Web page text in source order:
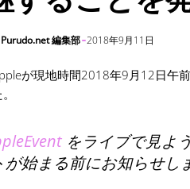
Purudo.net 編集部 2018年9月11日
が現地時間2018年9月12日午
をライブで見よ
が始まる前にお知らせし